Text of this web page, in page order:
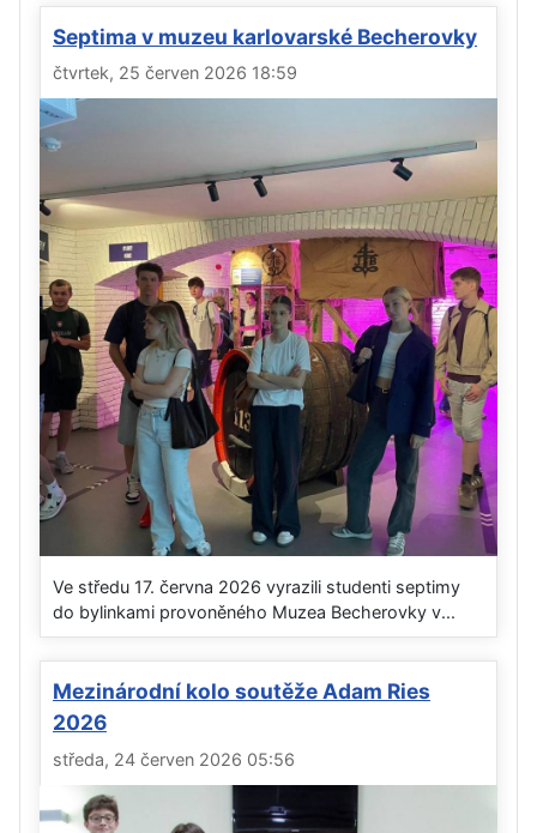
Septima v muzeu karlovarské Becherovky
čtvrtek, 25 červen 2026 18:59
Ve středu 17. června 2026 vyrazili studenti septimy
do bylinkami provoněného Muzea Becherovky v...
Mezinárodní kolo soutěže Adam Ries
2026
středa, 24 červen 2026 05:56